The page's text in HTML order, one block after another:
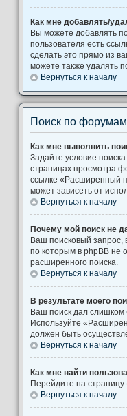
Как мне добавлять/
Вы можете добавлять
пользователя есть
сделать это прямо из
можете также удалять
Вернуться к началу
Поиск по форумам
Как мне выполнить
Задайте условие
страницах просмотра
ссылке «Расширенный
может зависеть от
Вернуться к началу
Почему мой поиск не
Ваш поисковый запрос,
по которым в phpBB не
расширенного поиска.
Вернуться к началу
В результате моего
Ваш поиск дал слишком
Используйте
должен быть
Вернуться к началу
Как мне найти
Перейдите на
Вернуться к началу